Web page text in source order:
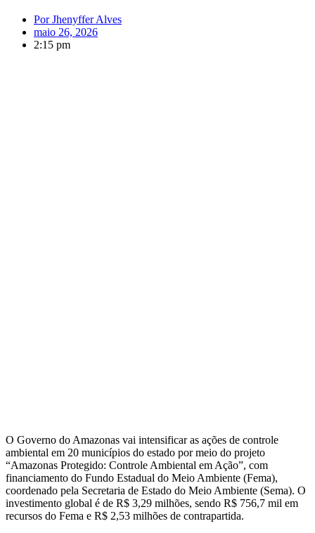
PorJhenyffer Alves
maio 26, 2026
2:15 pm
O Governo do Amazonas vai intensificar as ações de controle
ambiental em 20 municípios do estado por meio do projeto
“Amazonas Protegido: Controle Ambiental em Ação”, com
financiamento do Fundo Estadual do Meio Ambiente (Fema),
coordenado pela Secretaria de Estado do Meio Ambiente (Sema). O
investimento global é de R$ 3,29 milhões, sendo R$ 756,7 mil em
recursos do Fema e R$ 2,53 milhões de contrapartida.